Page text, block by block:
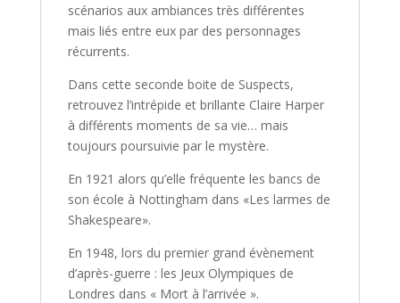
scénarios aux ambiances très différentes
mais liés entre eux par des personnages
récurrents.
Dans cette seconde boite de Suspects,
retrouvez l’intrépide et brillante Claire Harper
à différents moments de sa vie… mais
toujours poursuivie par le mystère.
En 1921 alors qu’elle fréquente les bancs de
son école à Nottingham dans «Les larmes de
Shakespeare».
En 1948, lors du premier grand évènement
d’après-guerre : les Jeux Olympiques de
Londres dans « Mort à l’arrivée ».